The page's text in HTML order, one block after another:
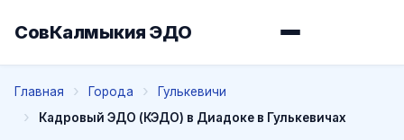
СовКалмыкия ЭДО
Главная Города
Гулькевичи
Кадровый ЭДО (КЭДО) в Диадоке в Гулькевичах